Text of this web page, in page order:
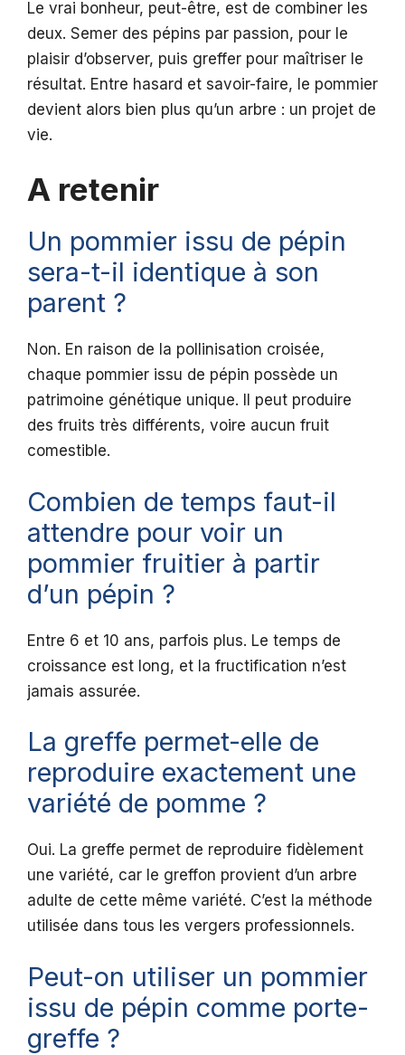
Le vrai bonheur, peut-être, est de combiner les
deux. Semer des pépins par passion, pour le
plaisir d’observer, puis greffer pour maîtriser le
résultat. Entre hasard et savoir-faire, le pommier
devient alors bien plus qu’un arbre : un projet de
vie.
A retenir
Un pommier issu de pépin
sera-t-il identique à son
parent ?
Non. En raison de la pollinisation croisée,
chaque pommier issu de pépin possède un
patrimoine génétique unique. Il peut produire
des fruits très différents, voire aucun fruit
comestible.
Combien de temps faut-il
attendre pour voir un
pommier fruitier à partir
d’un pépin ?
Entre 6 et 10 ans, parfois plus. Le temps de
croissance est long, et la fructification n’est
jamais assurée.
La greffe permet-elle de
reproduire exactement une
variété de pomme ?
Oui. La greffe permet de reproduire fidèlement
une variété, car le greffon provient d’un arbre
adulte de cette même variété. C’est la méthode
utilisée dans tous les vergers professionnels.
Peut-on utiliser un pommier
issu de pépin comme porte-
greffe ?